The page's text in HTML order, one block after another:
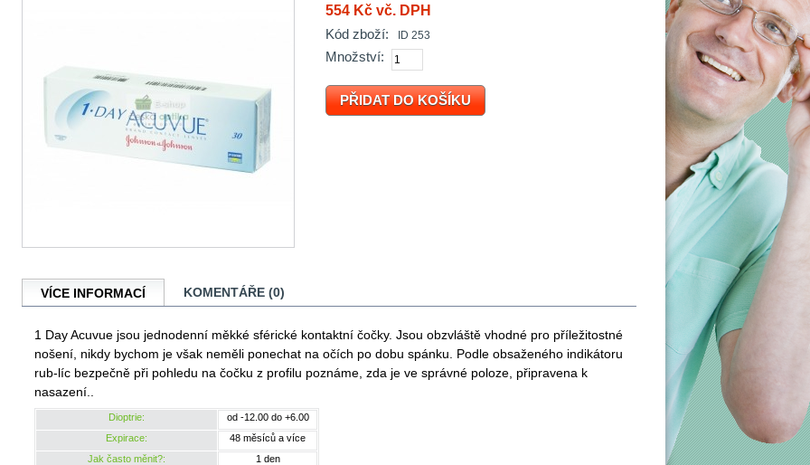
554 Kčvč. DPH
Kód zboží: ID 253
Množství:
VÍCE INFORMACÍ KOMENTÁŘE (0)
1 Day Acuvue jsou jednodenní měkké sférické kontaktní čočky. Jsou obzvláště vhodné pro příležitostné
nošení, nikdy bychom je však neměli ponechat na očích po dobu spánku. Podle obsaženého indikátoru
rub-líc bezpečně při pohledu na čočku z profilu poznáme, zda je ve správné poloze, připravena k
nasazení..
Dioptrie:
od -12.00 do +6.00
Expirace:
48 měsíců a více
Jak často měnit?:
1 den